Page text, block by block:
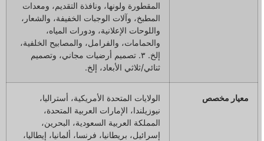
المقطورة ولونها، ونافذة التقديم، ومعدات
المطبخ، وآلات الوجبات الخفيفة، والشعار،
واللوحات الإعلانية، ودورات المياه،
والحمامات، والفرامل، والمصابيح الخلفية،
إلخ. ٣. تصميم أرضيات مجاني، وتصميم
ثنائي/ثلاثي الأبعاد، إلخ.
معيار مخصص
الولايات المتحدة الأمريكية، أستراليا،
نيوزيلندا، الإمارات العربية المتحدة،
المملكة العربية السعودية، البحرين،
إسرائيل، بريطانيا، فرنسا، ألمانيا، إيطاليا،